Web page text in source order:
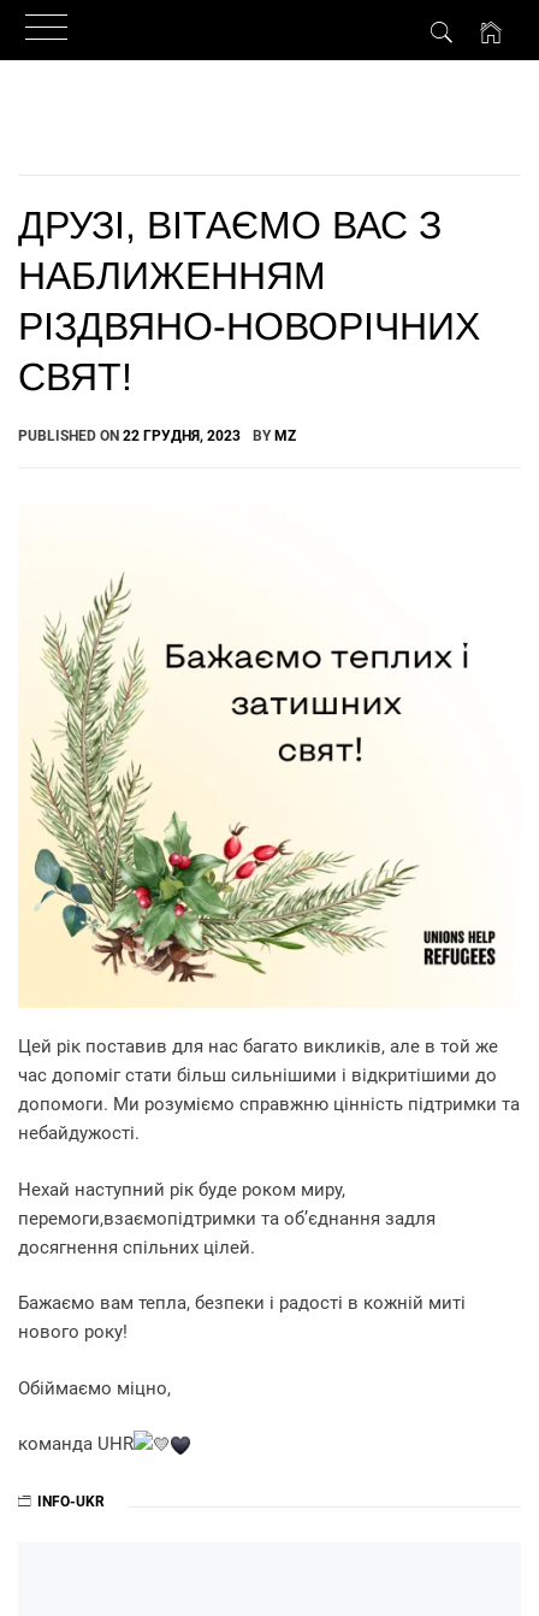
ДРУЗІ, ВІТАЄМО ВАС З
НАБЛИЖЕННЯМ
РІЗДВЯНО-НОВОРІЧНИХ
СВЯТ!
PUBLISHED ON 22 ГРУДНЯ, 2023 BYMZ
Цей рік поставив для нас багато викликів, але в той же
час допоміг стати більш сильнішими і відкритішими до
допомоги. Ми розуміємо справжню цінність підтримки та
небайдужості.
Нехай наступний рік буде роком миру,
перемоги,взаємопідтримки та об’єднання задля
досягнення спільних цілей.
Бажаємо вам тепла, безпеки і радості в кожній миті
нового року!
Обіймаємо міцно,
команда UHR
INFO-UKR